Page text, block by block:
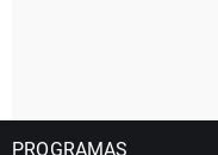
PROGRAMAS